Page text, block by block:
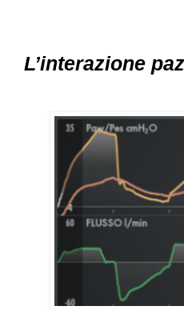
L’interazione